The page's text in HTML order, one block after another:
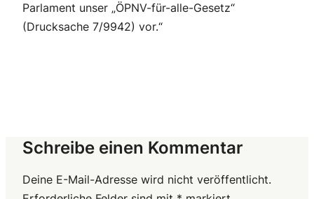
Parlament unser „ÖPNV-für-alle-Gesetz“
(Drucksache 7/9942) vor.“
Schreibe einen Kommentar
Deine E-Mail-Adresse wird nicht veröffentlicht.